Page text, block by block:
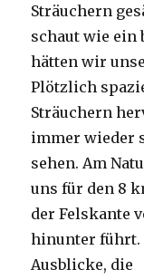
Sträuchern
schaut wie ein
hätten wir
Plötzlich
Sträuchern
immer wieder
sehen. Am
uns für den 8
der Felskante
hinunter führt.
Ausblicke, die